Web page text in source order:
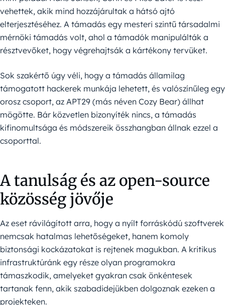
vehettek, akik mind hozzájárultak a hátsó ajtó
elterjesztéséhez. A támadás egy mesteri szintű társadalmi
mérnöki támadás volt, ahol a támadók manipulálták a
résztvevőket, hogy végrehajtsák a kártékony tervüket.
Sok szakértő úgy véli, hogy a támadás államilag
támogatott hackerek munkája lehetett, és valószínűleg egy
orosz csoport, az APT29 (más néven Cozy Bear) állhat
mögötte. Bár közvetlen bizonyíték nincs, a támadás
kifinomultsága és módszereik összhangban állnak ezzel a
csoporttal.
A tanulság és az open-source
közösség jövője
Az eset rávilágított arra, hogy a nyílt forráskódú szoftverek
nemcsak hatalmas lehetőségeket, hanem komoly
biztonsági kockázatokat is rejtenek magukban. A kritikus
infrastruktúránk egy része olyan programokra
támaszkodik, amelyeket gyakran csak önkéntesek
tartanak fenn, akik szabadidejükben dolgoznak ezeken a
projekteken.